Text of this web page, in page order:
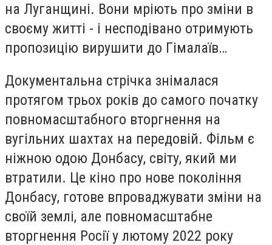
на Луганщині. Вони мріють про зміни в
своєму житті - і несподівано отримують
пропозицію вирушити до Гімалаїв…
Документальна стрічка знімалася
протягом трьох років до самого початку
повномасштабного вторгнення на
вугільних шахтах на передовій. Фільм є
ніжною одою Донбасу, світу, який ми
втратили. Це кіно про нове покоління
Донбасу, готове впроваджувати зміни на
своїй землі, але повномасштабне
вторгнення Росії у лютому 2022 року